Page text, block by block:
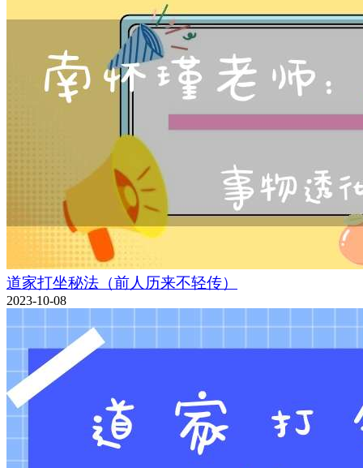
道家打坐秘法（前人历来不轻传）
2023-10-08